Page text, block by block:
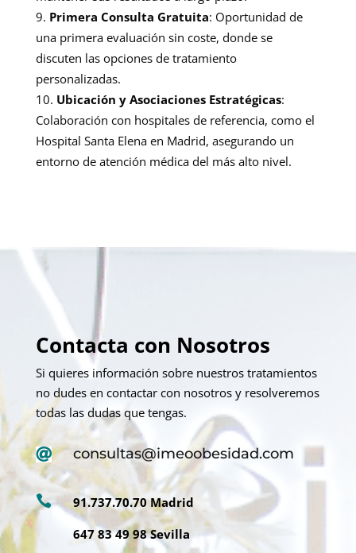
Primera Consulta Gratuita: Oportunidad de
una primera evaluación sin coste, donde se
discuten las opciones de tratamiento
personalizadas.
Ubicación y Asociaciones Estratégicas:
Colaboración con hospitales de referencia, como el
Hospital Santa Elena en Madrid, asegurando un
entorno de atención médica del más alto nivel.
Contacta con Nosotros
Si quieres información sobre nuestros tratamientos
no dudes en contactar con nosotros y resolveremos
todas las dudas que tengas.
 consultas@imeoobesidad.com

91.737.70.70 Madrid
647 83 49 98 Sevilla